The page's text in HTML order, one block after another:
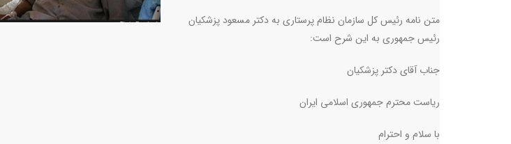
متن نامه رئیس کل سازمان نظام پرستاری به دکتر مسعود پزشکیان
رئیس جمهوری به این شرح است:
جناب آقای دکتر پزشکیان
ریاست محترم جمهوری اسلامی ایران
با سلام و احترام